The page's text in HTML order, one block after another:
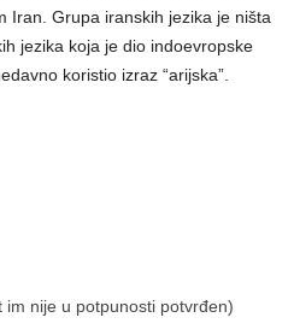
Iran. Grupa iranskih jezika je ništa
jezika koja je dio indoevropske
koristio izraz “arijska”.
im nije u potpunosti potvrđen)